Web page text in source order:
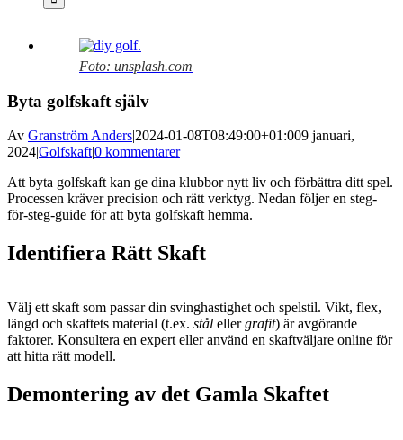
Foto: unsplash.com
Byta golfskaft själv
Av Granström Anders|2024-01-08T08:49:00+01:009 januari,
2024|Golfskaft|0 kommentarer
Att byta golfskaft kan ge dina klubbor nytt liv och förbättra ditt spel.
Processen kräver precision och rätt verktyg. Nedan följer en steg-
för-steg-guide för att byta golfskaft hemma.
Identifiera Rätt Skaft
Välj ett skaft som passar din svinghastighet och spelstil. Vikt, flex,
längd och skaftets material (t.ex. stål ellergrafit) är avgörande
faktorer. Konsultera en expert eller använd en skaftväljare online för
att hitta rätt modell.
Demontering av det Gamla Skaftet